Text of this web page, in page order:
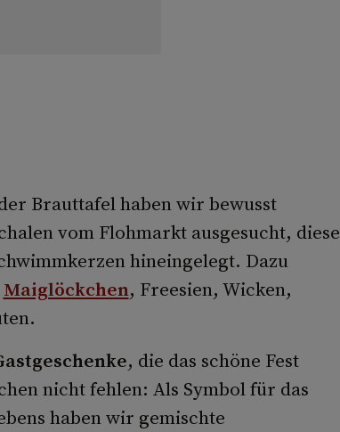
Brauttafel haben wir bewusst
vom Flohmarkt ausgesucht, diese
hineingelegt. Dazu
Maiglöckchen, Freesien, Wicken,
, die das schöne Fest
nicht fehlen: Als Symbol für das
haben wir gemischte